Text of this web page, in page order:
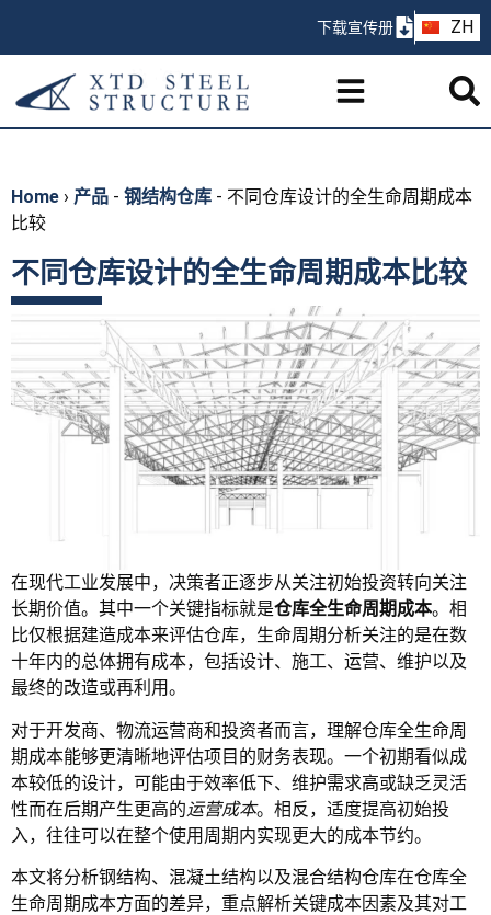
下载宣传册 ZH
PT
Home › 产品 - 钢结构仓库 - 不同仓库设计的全生命周期成本
比较
不同仓库设计的全生命周期成本比较
在现代工业发展中，决策者正逐步从关注初始投资转向关注
长期价值。其中一个关键指标就是仓库全生命周期成本。相
比仅根据建造成本来评估仓库，生命周期分析关注的是在数
十年内的总体拥有成本，包括设计、施工、运营、维护以及
最终的改造或再利用。
对于开发商、物流运营商和投资者而言，理解仓库全生命周
期成本能够更清晰地评估项目的财务表现。一个初期看似成
本较低的设计，可能由于效率低下、维护需求高或缺乏灵活
性而在后期产生更高的运营成本。相反，适度提高初始投
入，往往可以在整个使用周期内实现更大的成本节约。
本文将分析钢结构、混凝土结构以及混合结构仓库在仓库全
生命周期成本方面的差异，重点解析关键成本因素及其对工